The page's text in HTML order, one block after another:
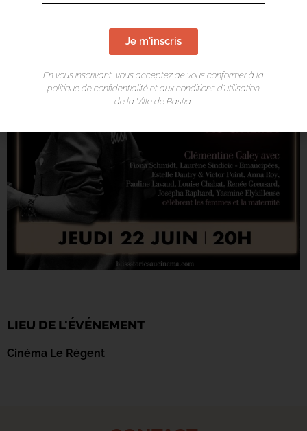
LIEU DE L'ÉVÉNEMENT
Cinéma Le Régent
Je m'inscris
En vous inscrivant, vous acceptez de vous conformer à la
politique de confidentialité et aux conditions d’utilisation
de la Ville de Bastia.